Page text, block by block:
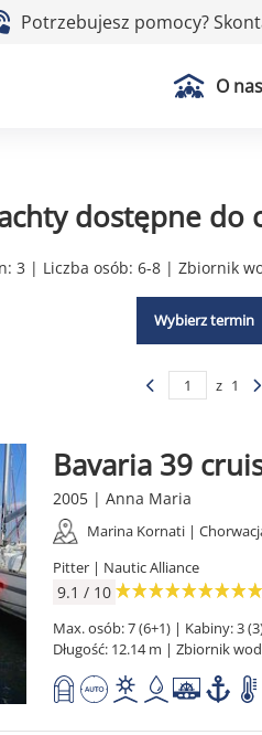
Potrzebujesz pomocy?
O nas
dostępne do
3 | Liczba osób: 6-8 | Zbiornik
Wybierz termin
z 1
Bavaria 39
2005 | Anna Maria
Marina Kornati |
Pitter | Nautic Alliance
9.1 / 10
Max. osób: 7 (6+1) | Kabiny: 3
Długość: 12.14 m | Zbiornik